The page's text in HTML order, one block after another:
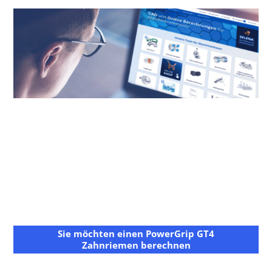
Sie möchten einen PowerGrip GT4
Zahnriemen berechnen